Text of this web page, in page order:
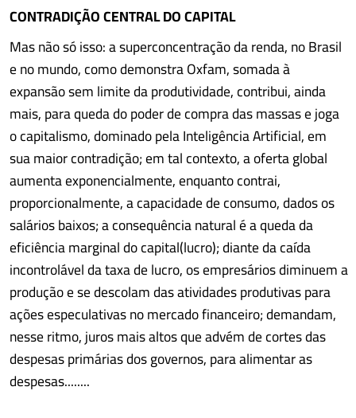
CONTRADIÇÃO CENTRAL DO CAPITAL
Mas não só isso: a superconcentração da renda, no Brasil
e no mundo, como demonstra Oxfam, somada à
expansão sem limite da produtividade, contribui, ainda
mais, para queda do poder de compra das massas e joga
o capitalismo, dominado pela Inteligência Artificial, em
sua maior contradição; em tal contexto, a oferta global
aumenta exponencialmente, enquanto contrai,
proporcionalmente, a capacidade de consumo, dados os
salários baixos; a consequência natural é a queda da
eficiência marginal do capital(lucro); diante da caída
incontrolável da taxa de lucro, os empresários diminuem a
produção e se descolam das atividades produtivas para
ações especulativas no mercado financeiro; demandam,
nesse ritmo, juros mais altos que advém de cortes das
despesas primárias dos governos, para alimentar as
despesas........